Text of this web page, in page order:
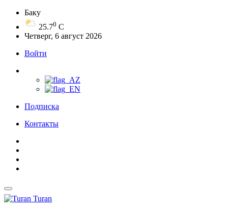
Баку
25.70 C
Четверг, 6 август 2026
Войти
Подписка
Контакты
Turan